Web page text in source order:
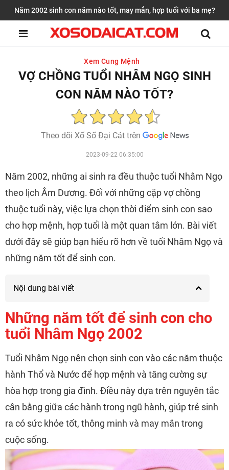
Năm 2002 sinh con năm nào tốt, may mắn, hợp tuổi với ba mẹ?
Xem Cung Mệnh
VỢ CHỒNG TUỔI NHÂM NGỌ SINH
CON NĂM NÀO TỐT?
Theo dõi Xố Số Đại Cát trên
2023-09-22 06:35:00
Năm 2002, những ai sinh ra đều thuộc tuổi Nhâm Ngọ
theo lịch Âm Dương. Đối với những cặp vợ chồng
thuộc tuổi này, việc lựa chọn thời điểm sinh con sao
cho hợp mệnh, hợp tuổi là một quan tâm lớn. Bài viết
dưới đây sẽ giúp bạn hiểu rõ hơn về tuổi Nhâm Ngọ và
những năm tốt để sinh con.
Nội dung bài viết
Những năm tốt để sinh con cho
tuổi Nhâm Ngọ 2002
Tuổi Nhâm Ngọ nên chọn sinh con vào các năm thuộc
hành Thổ và Nước để hợp mệnh và tăng cường sự
hòa hợp trong gia đình. Điều này dựa trên nguyên tắc
cân bằng giữa các hành trong ngũ hành, giúp trẻ sinh
ra có sức khỏe tốt, thông minh và may mắn trong
cuộc sống.